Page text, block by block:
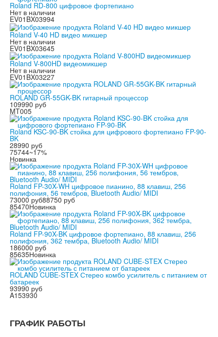
Roland RD-800 цифровое фортепиано
Нет в наличии
EV01BX03994
Roland V-40 HD видео микшер
Нет в наличии
EV01BX03645
Roland V-800HD видеомикшер
Нет в наличии
EV01BX03227
ROLAND GR-55GK-BK гитарный процессор
109990 руб
MT005
Roland KSC-90-BK стойка для цифрового фортепиано FP-90-
BK
28990 руб
75744~17%
Новинка
Roland FP-30X-WH цифровое пианино, 88 клавиш, 256
полифония, 56 тембров, Bluetooth Audio/ MIDI
73000 руб88750 руб
85470Новинка
Roland FP-90X-BK цифровое фортепиано, 88 клавиш, 256
полифония, 362 тембра, Bluetooth Audio/ MIDI
186000 руб
85635Новинка
ROLAND CUBE-STEX Стерео комбо усилитель с питанием от
батареек
93990 руб
A153930
ГРАФИК РАБОТЫ